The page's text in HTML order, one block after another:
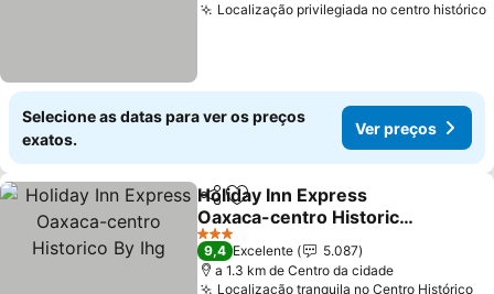
Localização privilegiada no centro histórico
Selecione as datas para ver os preços
exatos.
Ver preços
PartilharAdicionar aos favoritos
Holiday Inn Express
Oaxaca-centro Historico
By Ihg
3 Estrelas
9,4 Excelente
5.087
a 1.3 km de Centro da cidade
Localização tranquila no Centro Histórico